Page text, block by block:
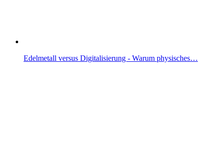
Edelmetall versus Digitalisierung - Warum physisches…